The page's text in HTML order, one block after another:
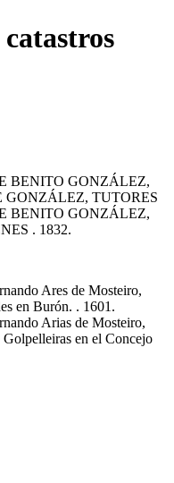
catastros
BENITO GONZÁLEZ,
GONZÁLEZ, TUTORES
BENITO GONZÁLEZ,
. 1832.
Ares de Mosteiro,
en Burón. . 1601.
Arias de Mosteiro,
en el Concejo